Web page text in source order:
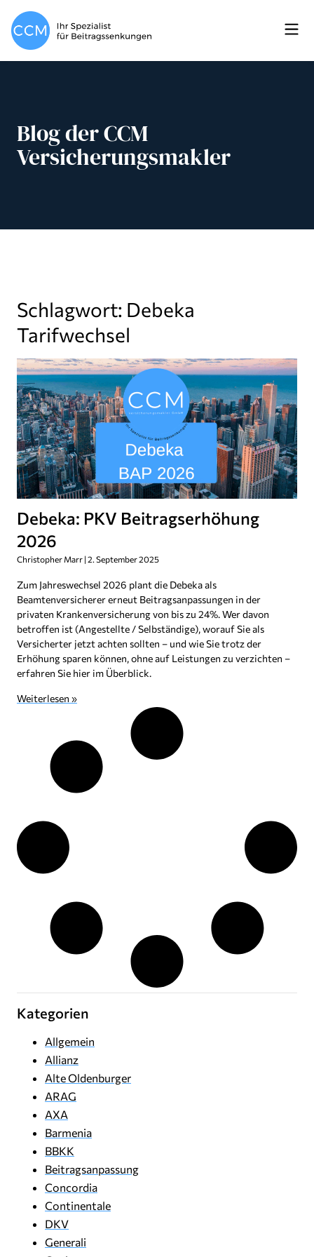
Blog der CCM
Versicherungsmakler
Schlagwort: Debeka
Tarifwechsel
Debeka: PKV Beitragserhöhung
2026
Christopher Marr 2. September 2025
Zum Jahreswechsel 2026 plant die Debeka als
Beamtenversicherer erneut Beitragsanpassungen in der
privaten Krankenversicherung von bis zu 24%. Wer davon
betroffen ist (Angestellte / Selbständige), worauf Sie als
Versicherter jetzt achten sollten – und wie Sie trotz der
Erhöhung sparen können, ohne auf Leistungen zu verzichten –
erfahren Sie hier im Überblick.
Weiterlesen »
Kategorien
Allgemein
Allianz
Alte Oldenburger
ARAG
AXA
Barmenia
BBKK
Beitragsanpassung
Concordia
Continentale
DKV
Generali